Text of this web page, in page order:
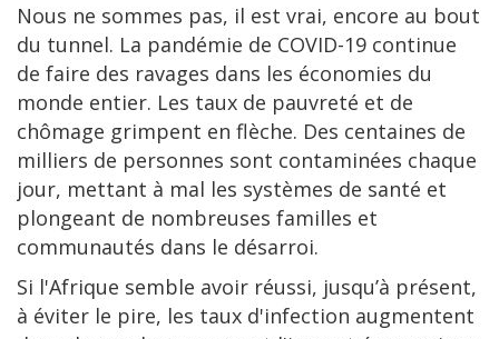
Nous ne sommes pas, il est vrai, encore au bout
du tunnel. La pandémie de COVID-19 continue
de faire des ravages dans les économies du
monde entier. Les taux de pauvreté et de
chômage grimpent en flèche. Des centaines de
milliers de personnes sont contaminées chaque
jour, mettant à mal les systèmes de santé et
plongeant de nombreuses familles et
communautés dans le désarroi.
Si l'Afrique semble avoir réussi, jusqu’à présent,
à éviter le pire, les taux d'infection augmentent